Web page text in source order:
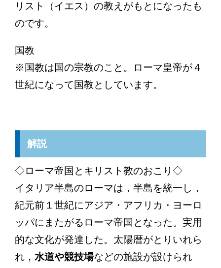
リスト（イエス）の教えがもとになったも
のです。
国教
※国教は国の宗教のこと。ローマ皇帝が４
世紀になって国教としています。
解説
◇ローマ帝国とキリスト教のおこり◇
イタリア半島のローマは，半島を統一し，
紀元前１世紀にアジア・アフリカ・ヨーロ
ッパにまたがるローマ帝国となった。実用
的な文化が発達した。太陽暦がとりいれら
れ， 水道や競技場などの施設が設けられ